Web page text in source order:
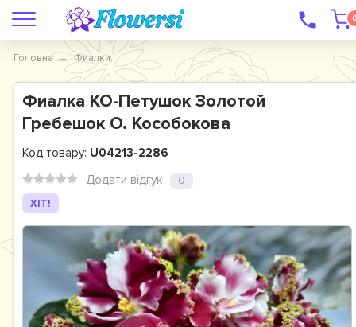
Головна Фиалки.
Фиалка КО-Петушок Золотой
Гребешок О. Кособокова
Код товару: U04213-2286
Додати відгук
0
ХІТ!